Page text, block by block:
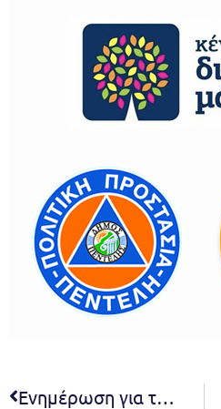
Ενημέρωση για τον επιβλαβή οργανισμό καραντίνας xylella fastidiosa (ξυλέλα)